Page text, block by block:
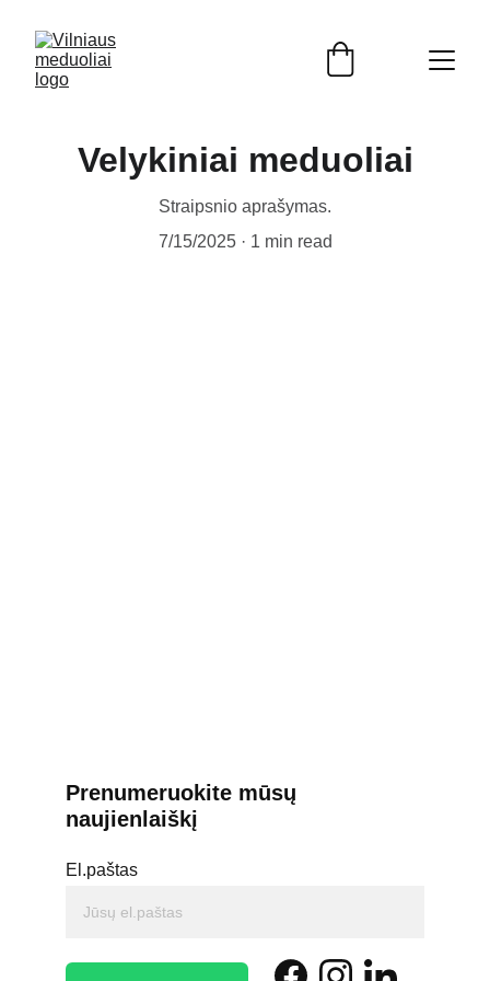
Velykiniai meduoliai
Straipsnio aprašymas.
7/15/2025
1 min read
Prenumeruokite mūsų
naujienlaiškį
El.paštas